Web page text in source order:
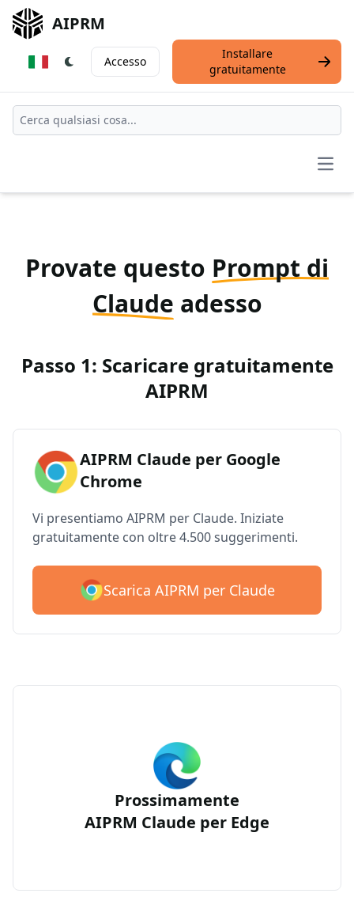
AIPRM
Accesso
Installare
gratuitamente
Provate questo Prompt di
Claude adesso
Passo 1: Scaricare gratuitamente
AIPRM
AIPRM Claude per Google
Chrome
Vi presentiamo AIPRM per Claude. Iniziate
gratuitamente con oltre 4.500 suggerimenti.
Scarica AIPRM per Claude
Prossimamente
AIPRM Claude per Edge